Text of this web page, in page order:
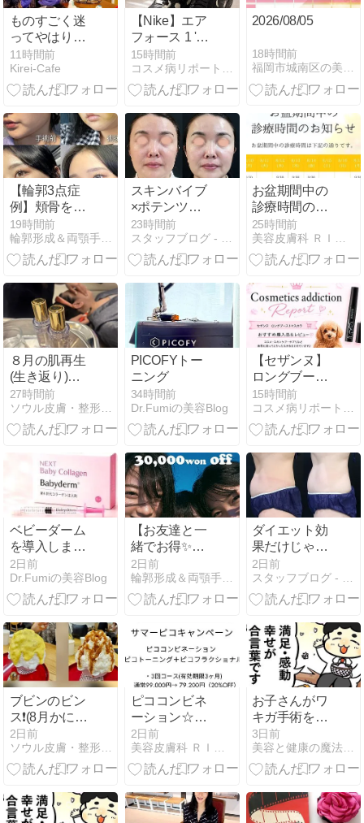
ものすごく迷
ってやはり、
翌日鳩笛の絵
付けも体験
11時間前
Kirei-Cafe
【Nike】エア
フォース 1 '07
ポルカドット
が可愛すぎる
♡一目惚れし
15時間前
2026/08/05
18時間前
【輪郭3点症
例】頬骨を削
る＝顔の余白
を削ること。
19時間前
スキンバイブ
×ポテンツァ
で肌質改善！
23時間前
お盆期間中の
診療時間のお
知らせ☆
25時間前
８月の肌再生
(生き返り)コ
ース
27時間前
PICOFYトー
ニング
34時間前
Dr.Fumiの美容Blog
【セザンヌ】
ロングブース
トマスカラが
想像以上！
693円の実力
15時間前
ベビーダーム
を導入しまし
た♪
2日前
Dr.Fumiの美容Blog
【お友達と一
緒でお得✨】
30,000ウォン
追加割引キャ
ンペーン！
2日前
輪郭形成＆両顎手術専門病院、整形症例＆整形体験談がたっぷり…
ダイエット効
果だけじゃな
い？！痩身機
器ニューロン
とは！
2日前
スタッフブログ - 東京渋谷 マグノリア皮膚科クリニック
ブビンのビン
ス❗(8月かに座
の総合運)
2日前
ソウル皮膚・整形あれもこれもbyさっちゃん
ピココンビネ
ーション☆キ
ャンペーン詳
細♪
2日前
美容皮膚科 ＲＩＳＡのプライベートブログ
お子さんがワ
キガ手術を受
けられた親御
さんから丁寧
なメールをい
3日前
美容と健康の魔法の杖